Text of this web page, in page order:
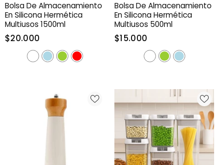
Bolsa De Almacenamiento
En Silicona Hermética
Multiusos 1500ml
$20.000
Bolsa De Almacenamiento
En Silicona Hermética
Multiusos 500ml
$15.000